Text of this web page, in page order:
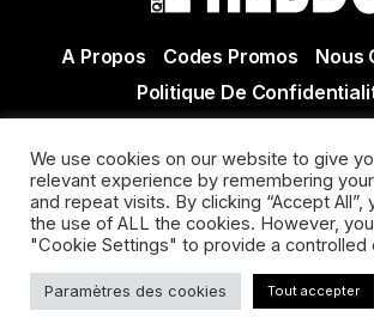
A Propos Codes Promos
Nous
Politique De
Actualité Agen - Actualité en lot et
Villeneuve sur Lot
We use cookies on our website to give
relevant experience by remembering
and repeat visits. By clicking “Accept All”,
the use of ALL the cookies. However,
"Cookie Settings" to provide a controlled
Paramètres des cookies Tout accepter